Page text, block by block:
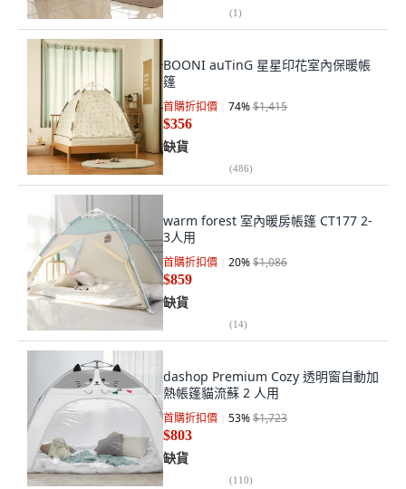
(1)
BOONI auTinG 星星印花室內保暖帳
篷
首購折扣價 74%$1,415
$356
缺貨
(486)
warm forest 室內暖房帳篷 CT177 2-
3人用
首購折扣價 20%$1,086
$859
缺貨
(14)
dashop Premium Cozy 透明窗自動加
熱帳篷貓流蘇 2 人用
首購折扣價 53%$1,723
$803
缺貨
(110)